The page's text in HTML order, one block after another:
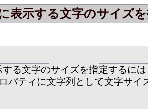
表示する文字のサイズ
る文字のサイズを指定するに
パティに文字列として文字サイ